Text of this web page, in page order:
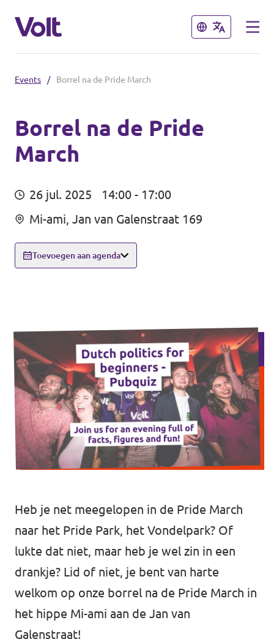
Sluiten
Afdelingen in de gemeenten
Volt Amsterdam
Volt Arnhem
Afdelingen in de provincies
Volt Provincie Utrecht
...alle Volt provincies
Sluiten
Standpunten
Mensen
Nieuws
Doneer
Word lid
Word actief
Werken bij Volt
Contact
Events / Borrel na de Pride March
Borrel na de Pride
March
26 jul. 2025
14:00 - 17:00
Mi-ami, Jan van Galenstraat 169
Toevoegen aan agenda
Heb je net meegelopen in de Pride March
naar het Pride Park, het Vondelpark? Of
lukte dat niet, maar heb je wel zin in een
drankje? Lid of niet, je bent van harte
welkom op onze borrel na de Pride March in
het hippe Mi-ami aan de Jan van
Galenstraat!